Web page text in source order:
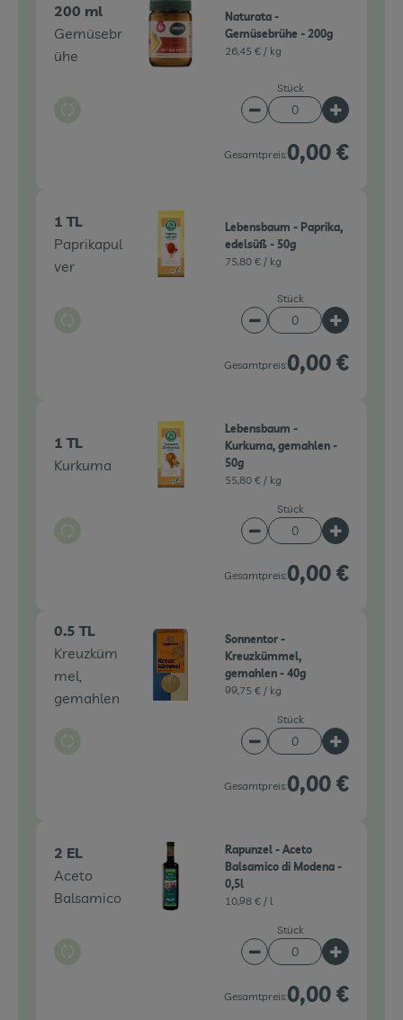
200 ml
Gemüsebr
ühe
Auswahl ändern
Naturata -
Gemüsebrühe - 200g
26,45 € / kg
Stück
Artikelanzahl
Gesamtpreis:0,00 €
1 TL
Paprikapul
ver
Auswahl ändern
Lebensbaum - Paprika,
edelsüß - 50g
75,80 € / kg
Stück
Artikelanzahl
Gesamtpreis:0,00 €
1 TL
Kurkuma
Auswahl ändern
Lebensbaum -
Kurkuma, gemahlen -
50g
55,80 € / kg
Stück
Artikelanzahl
Gesamtpreis:0,00 €
0.5 TL
Kreuzküm
mel,
gemahlen
Auswahl ändern
Sonnentor -
Kreuzkümmel,
gemahlen - 40g
99,75 € / kg
Stück
Artikelanzahl
Gesamtpreis:0,00 €
2 EL
Aceto
Balsamico
Auswahl ändern
Rapunzel - Aceto
Balsamico di Modena -
0,5l
10,98 € / l
Stück
Artikelanzahl
Gesamtpreis:0,00 €